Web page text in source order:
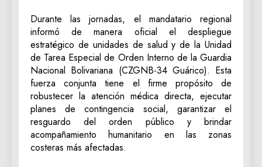
Durante las jornadas, el mandatario regional
informó de manera oficial el despliegue
estratégico de unidades de salud y de la Unidad
de Tarea Especial de Orden Interno de la Guardia
Nacional Bolivariana (CZGNB-34 Guárico). Esta
fuerza conjunta tiene el firme propósito de
robustecer la atención médica directa, ejecutar
planes de contingencia social, garantizar el
resguardo del orden público y brindar
acompañamiento humanitario en las zonas
costeras más afectadas.